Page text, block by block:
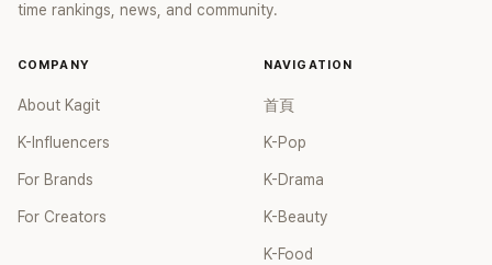
time rankings, news, and community.
COMPANY
About Kagit
K-Influencers
For Brands
For Creators
NAVIGATION
首頁
K-Pop
K-Drama
K-Beauty
K-Food